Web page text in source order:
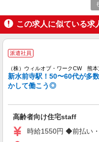
紹
日研トータルソーシング株式
ス
未経験・
熊本県
道町」駅
やすいエ
い！！
アルバイト パート
日研トータルソーシング株式
この求人に似ている求
派遣社員
（株）ウィルオブ・ワークCW 熊本
新水前寺駅！50〜60代が多
かして働こう◎
高齢者向け住宅staff
時給1550円 ◆前払い